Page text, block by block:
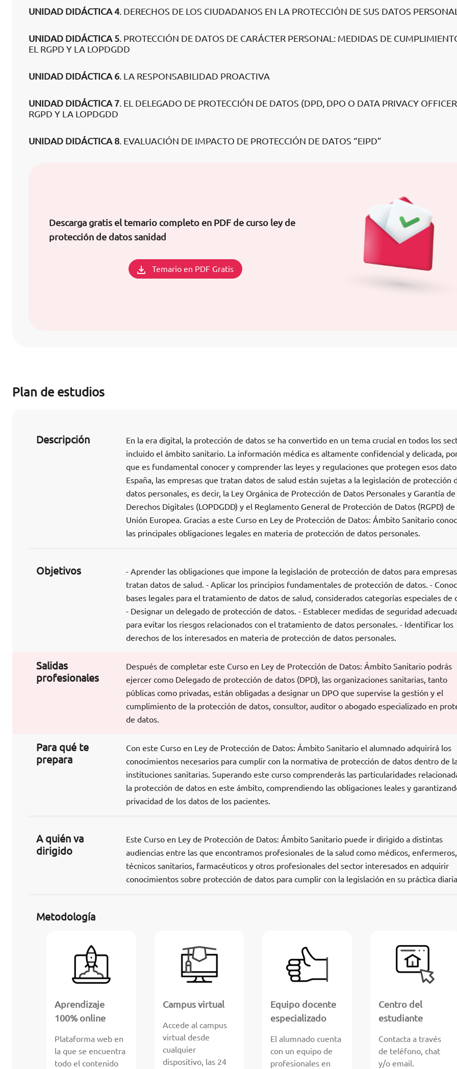
UNIDAD DIDÁCTICA 4. DERECHOS DE LOS CIUDADANOS EN LA PROTECCIÓN DE SUS DATOS
UNIDAD DIDÁCTICA 5. PROTECCIÓN DE DATOS DE CARÁCTER PERSONAL: MEDIDAS DE
EL RGPD Y LA LOPDGDD
UNIDAD DIDÁCTICA 6. LA RESPONSABILIDAD PROACTIVA
UNIDAD DIDÁCTICA 7. EL DELEGADO DE PROTECCIÓN DE DATOS (DPD, DPO O DATA PRIVACY
RGPD Y LA LOPDGDD
UNIDAD DIDÁCTICA 8. EVALUACIÓN DE IMPACTO DE PROTECCIÓN DE DATOS “EIPD”
Descarga gratis el temario completo en PDF de curso ley de
protección de datos sanidad
Temario en PDF Gratis
Plan de estudios
Descripción
En la era digital, la protección de datos se ha convertido en un tema crucial en todos los
incluido el ámbito sanitario. La información médica es altamente confidencial y delicada,
que es fundamental conocer y comprender las leyes y regulaciones que protegen esos
España, las empresas que tratan datos de salud están sujetas a la legislación de protección
datos personales, es decir, la Ley Orgánica de Protección de Datos Personales y Garantía de
Derechos Digitales (LOPDGDD) y el Reglamento General de Protección de Datos (RGPD) de
Unión Europea. Gracias a este Curso en Ley de Protección de Datos: Ámbito Sanitario
las principales obligaciones legales en materia de protección de datos personales.
Objetivos
- Aprender las obligaciones que impone la legislación de protección de datos para
tratan datos de salud. - Aplicar los principios fundamentales de protección de datos. -
bases legales para el tratamiento de datos de salud, considerados categorías especiales de
- Designar un delegado de protección de datos. - Establecer medidas de seguridad
para evitar los riesgos relacionados con el tratamiento de datos personales. - Identificar los
derechos de los interesados en materia de protección de datos personales.
Salidas
profesionales
Después de completar este Curso en Ley de Protección de Datos: Ámbito Sanitario podrás
ejercer como Delegado de protección de datos (DPD), las organizaciones sanitarias, tanto
públicas como privadas, están obligadas a designar un DPO que supervise la gestión y el
cumplimiento de la protección de datos, consultor, auditor o abogado especializado en
de datos.
Para qué te
prepara
Con este Curso en Ley de Protección de Datos: Ámbito Sanitario el alumnado adquirirá los
conocimientos necesarios para cumplir con la normativa de protección de datos dentro de
instituciones sanitarias. Superando este curso comprenderás las particularidades
la protección de datos en este ámbito, comprendiendo las obligaciones leales y
privacidad de los datos de los pacientes.
A quién va
dirigido
Este Curso en Ley de Protección de Datos: Ámbito Sanitario puede ir dirigido a distintas
audiencias entre las que encontramos profesionales de la salud como médicos, enfermeros,
técnicos sanitarios, farmacéuticos y otros profesionales del sector interesados en adquirir
conocimientos sobre protección de datos para cumplir con la legislación en su práctica
Metodología
Aprendizaje
100% online
Plataforma web en
la que se encuentra
todo el contenido
Campus virtual
Accede al campus
virtual desde
cualquier
dispositivo, las 24
Equipo docente
especializado
El alumnado cuenta
con un equipo de
profesionales en
Centro del
estudiante
Contacta a través
de teléfono, chat
y/o email.